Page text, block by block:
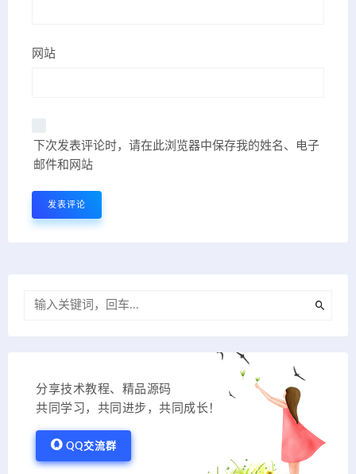
网站
下次发表评论时，请在此浏览器中保存我的姓名、电子
邮件和网站
分享技术教程、精品源码
共同学习，共同进步，共同成长！
QQ交流群